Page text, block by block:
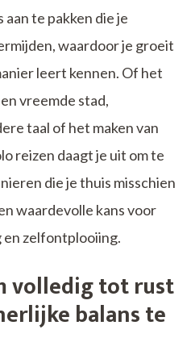
te pakken die je
waardoor je groeit
leert kennen. Of het
vreemde stad,
taal of het maken van
reizen daagt je uit om te
die je thuis misschien
waardevolle kans voor
zelfontplooiing.
volledig tot rust
balans te